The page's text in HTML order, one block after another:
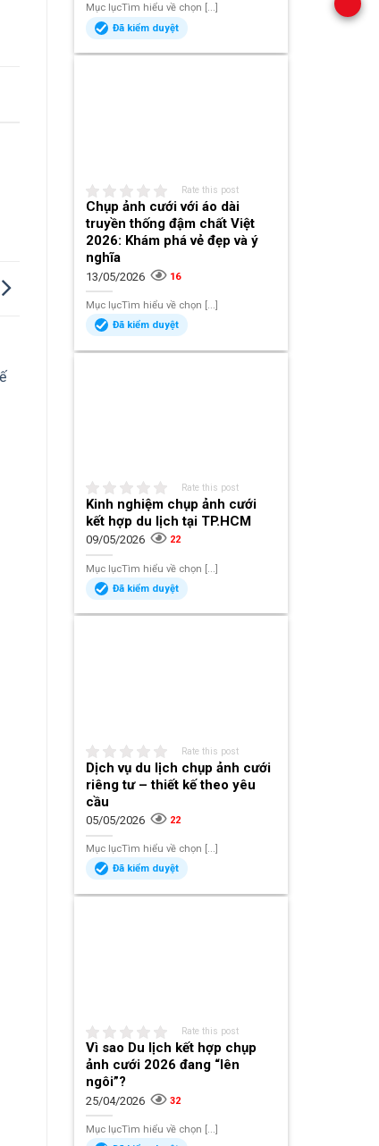
Mục lụcTìm hiểu về chọn [...]
Đã kiểm duyệt
Rate this post
Chụp ảnh cưới với áo dài
truyền thống đậm chất Việt
2026: Khám phá vẻ đẹp và ý
nghĩa
13/05/2026 16
Mục lụcTìm hiểu về chọn [...]
Đã kiểm duyệt
Rate this post
Kinh nghiệm chụp ảnh cưới
kết hợp du lịch tại TP.HCM
09/05/2026 22
Mục lụcTìm hiểu về chọn [...]
Đã kiểm duyệt
Rate this post
Dịch vụ du lịch chụp ảnh cưới
riêng tư – thiết kế theo yêu
cầu
05/05/2026 22
Mục lụcTìm hiểu về chọn [...]
Đã kiểm duyệt
Rate this post
Vì sao Du lịch kết hợp chụp
ảnh cưới 2026 đang “lên
ngôi”?
25/04/2026 32
Mục lụcTìm hiểu về chọn [...]